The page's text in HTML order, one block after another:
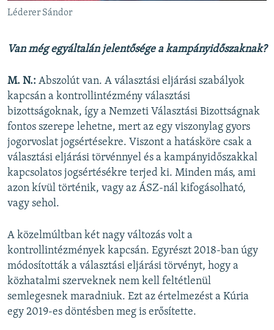
Léderer Sándor
Van még egyáltalán jelentősége a kampányidőszaknak?
M. N.: Abszolút van. A választási eljárási szabályok
kapcsán a kontrollintézmény választási
bizottságoknak, így a Nemzeti Választási Bizottságnak
fontos szerepe lehetne, mert az egy viszonylag gyors
jogorvoslat jogsértésekre. Viszont a hatásköre csak a
választási eljárási törvénnyel és a kampányidőszakkal
kapcsolatos jogsértésékre terjed ki. Minden más, ami
azon kívül történik, vagy az ÁSZ-nál kifogásolható,
vagy sehol.
A közelmúltban két nagy változás volt a
kontrollintézmények kapcsán. Egyrészt 2018-ban úgy
módosították a választási eljárási törvényt, hogy a
közhatalmi szerveknek nem kell feltétlenül
semlegesnek maradniuk. Ezt az értelmezést a Kúria
egy 2019-es döntésben meg is erősítette.